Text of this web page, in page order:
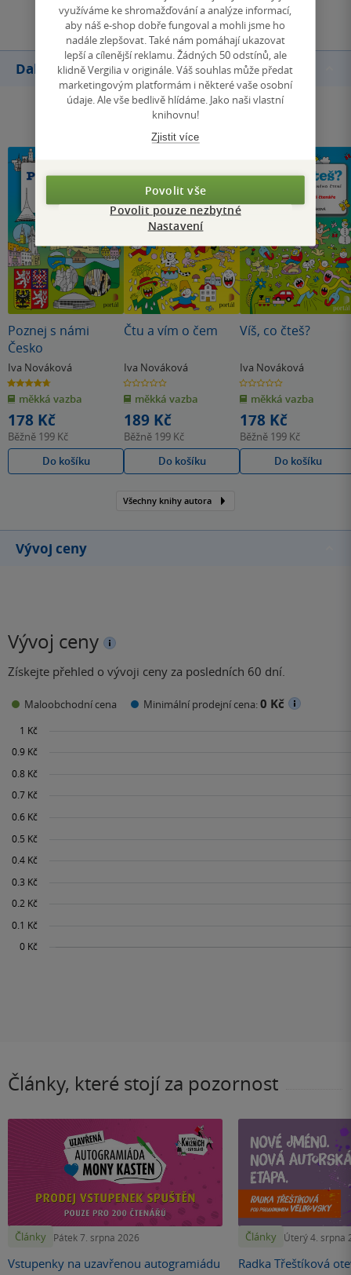
Další knihy autora
Poznej s námi
Česko
Iva Nováková
4.7
z
5
hvězdiček
měkká vazba
178 Kč
Běžně 199 Kč
Do košíku
Čtu a vím o čem
Iva Nováková
0.0
z
5
hvězdiček
měkká vazba
189 Kč
Běžně 199 Kč
Do košíku
Víš, co čteš?
Iva Nováková
0.0
z
5
hvězdiček
měkká vazba
178 Kč
Běžně 199 Kč
Do košíku
Všechny knihy autora
Vývoj ceny
Vývoj ceny
Získejte přehled o vývoji ceny za posledních 60 dní.
Maloobchodní cena Minimální prodejní cena:0 Kč
Články, které stojí za pozornost
Články Pátek 7. srpna 2026
Vstupenky na uzavřenou autogramiádu
Články Úterý 4. srpna
Radka Třeštíková
využíváme ke shromažďování a analýze informací,
aby náš e-shop dobře fungoval a mohli jsme ho
nadále zlepšovat. Také nám pomáhají ukazovat
lepší a cílenější reklamu. Žádných 50 odstínů, ale
klidně Vergilia v originále. Váš souhlas může předat
marketingovým platformám i některé vaše osobní
údaje. Ale vše bedlivě hlídáme. Jako naši vlastní
knihovnu!
Zjistit více
Povolit vše
Povolit pouze nezbytné
Nastavení